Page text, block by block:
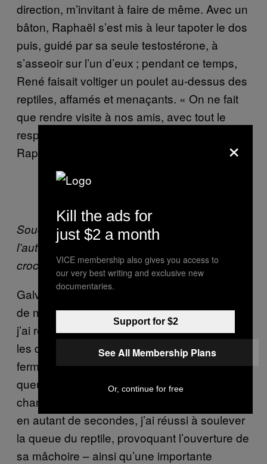
direction, m’invitant à faire de même. Avec un
bâton, Raphaël s’est mis à leur tapoter le dos
puis, guidé par sa seule testostérone, à
s’asseoir sur l’un d’eux ; pendant ce temps,
René faisait voltiger un poulet au-dessus des
reptiles, affamés et menaçants. « On ne fait
que rendre visite à nos amis, avec tout le
respect qu’on leur doit », m’a rappelé
Raphaël.
Soucieux de ne pas décevoir son guide,
l’auteur a accepté de toucher l’un des
crocodiles sacrés.
Galvanisés, mes compagnons m’ont proposé
de m’allonger de tout mon long sur l’animal ;
j’ai refusé poliment. Mais, soucieux de ne pas
les décevoir, j’ai pris une longue inspiration, ai
fermé les yeux et me suis dirigé vers la
queue du crocodile. Après avoir hésité,
changé d’avis et m’être ravisé environ six fois
en autant de secondes, j’ai réussi à soulever
la queue du reptile, provoquant l’ouverture de
sa mâchoire – ainsi qu’une importante
×
Kill the ads for
just $2 a month
VICE membership also gives you access to
our very best writing and exclusive new
documentaries.
Support for $2
See All Membership Plans
Or, continue for free